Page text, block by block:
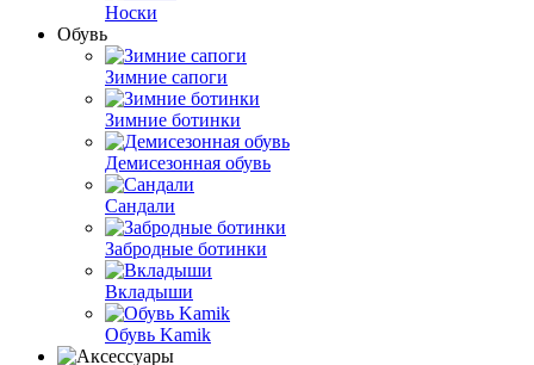
Носки
Обувь
Зимние сапоги
Зимние ботинки
Демисезонная обувь
Сандали
Забродные ботинки
Вкладыши
Обувь Kamik